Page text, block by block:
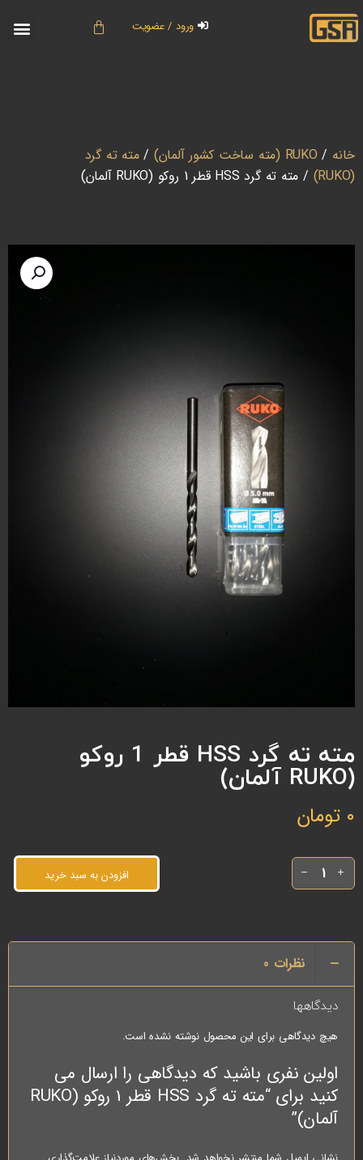
ورود / عضویت
خانه / RUKO (مته ساخت کشور آلمان) /مته ته گرد
(RUKO)
/ مته ته گرد HSS قطر 1 روکو (RUKO آلمان)
مته ته گرد HSS قطر 1 روکو
(RUKO آلمان)
0 تومان
افزودن به سبد خرید
نظرات 0
دیدگاهها
هیچ دیدگاهی برای این محصول نوشته نشده است.
اولین نفری باشید که دیدگاهی را ارسال می
کنید برای “مته ته گرد HSS قطر 1 روکو (RUKO
آلمان)”